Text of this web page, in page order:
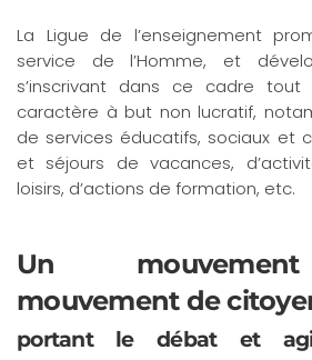
La Ligue de l’enseignement
service de l’Homme, et
s’inscrivant dans ce cadre
caractère à but non lucratif,
de services éducatifs, sociaux et
et séjours de vacances,
loisirs, d’actions de formation, etc.
Un
mouvement de
portant le débat et